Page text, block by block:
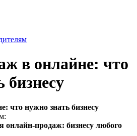
в онлайне: что
бизнесу
что нужно знать бизнесу
продаж: бизнесу любого